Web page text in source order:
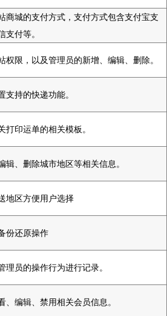
商城的支付方式，支付方式包含支付宝支
支付等。
权限，以及管理员的新增、编辑、删除。
支持的快递功能。
打印运单的相关模板。
辑、删除城市地区等相关信息。
地区方便用户选择
份还原操作
理员的操作行为进行记录。
、编辑、禁用相关会员信息。